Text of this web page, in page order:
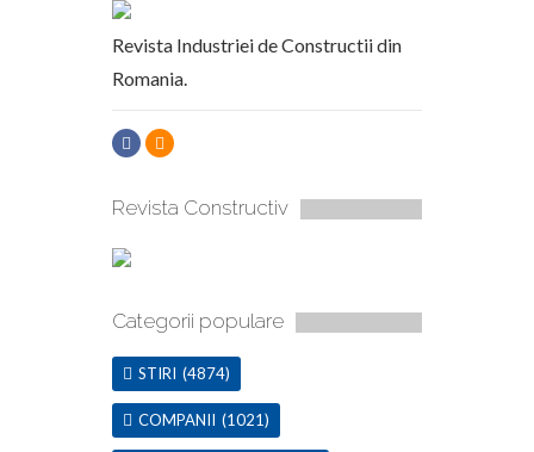
Revista Industriei de Constructii din
Romania.
Revista Constructiv
Categorii populare
STIRI (4874)
COMPANII (1021)